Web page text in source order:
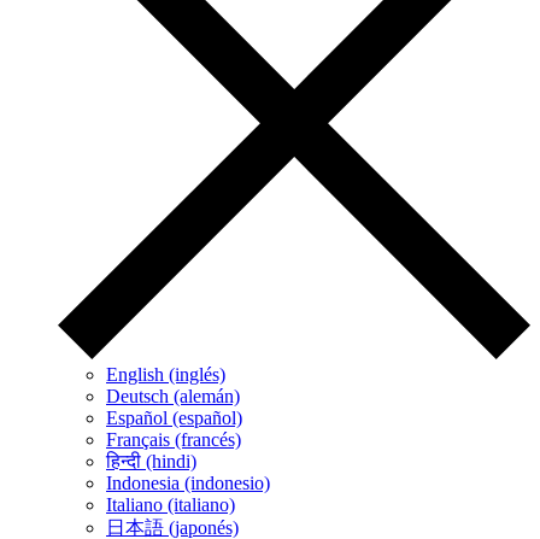
English (inglés)
Deutsch (alemán)
Español (español)
Français (francés)
हिन्दी (hindi)
Indonesia (indonesio)
Italiano (italiano)
日本語 (japonés)